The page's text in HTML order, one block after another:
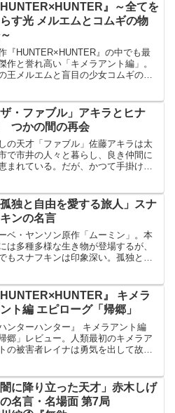
HUNTER×HUNTER』～全てを
す光 メルエムとコムギの物
『HUNTER×HUNTER』の中でも最
作と誉れ高い「キメラアント編」。
王メルエムと盲目の少女コムギの永
ザ・ファブル」アキラとヒナ
つかの間の再会
の天才「ファブル」佐藤アキラは太
で市井の人々と暮らし、良き仲間に
まれている。だが、かつて手掛けた
打つ。
孤独と自由を愛する旅人」スナ
ンの名言
ベ・ヤンソン原作「ムーミン」。本
は多種多様な生き物が登場するが、
もスナフキンは印象深い。孤独と自
を残した。
HUNTER×HUNTER』 キメラ
ト編 エピローグ「帰郷」
ハンターハンター』 キメラアント編
帰郷」レビュー。人類最初のキメラア
の被害者レイナは勇気を出して故郷
緩みます。
闇に降り立った天才」赤木しげ
名言・名場面 第7局